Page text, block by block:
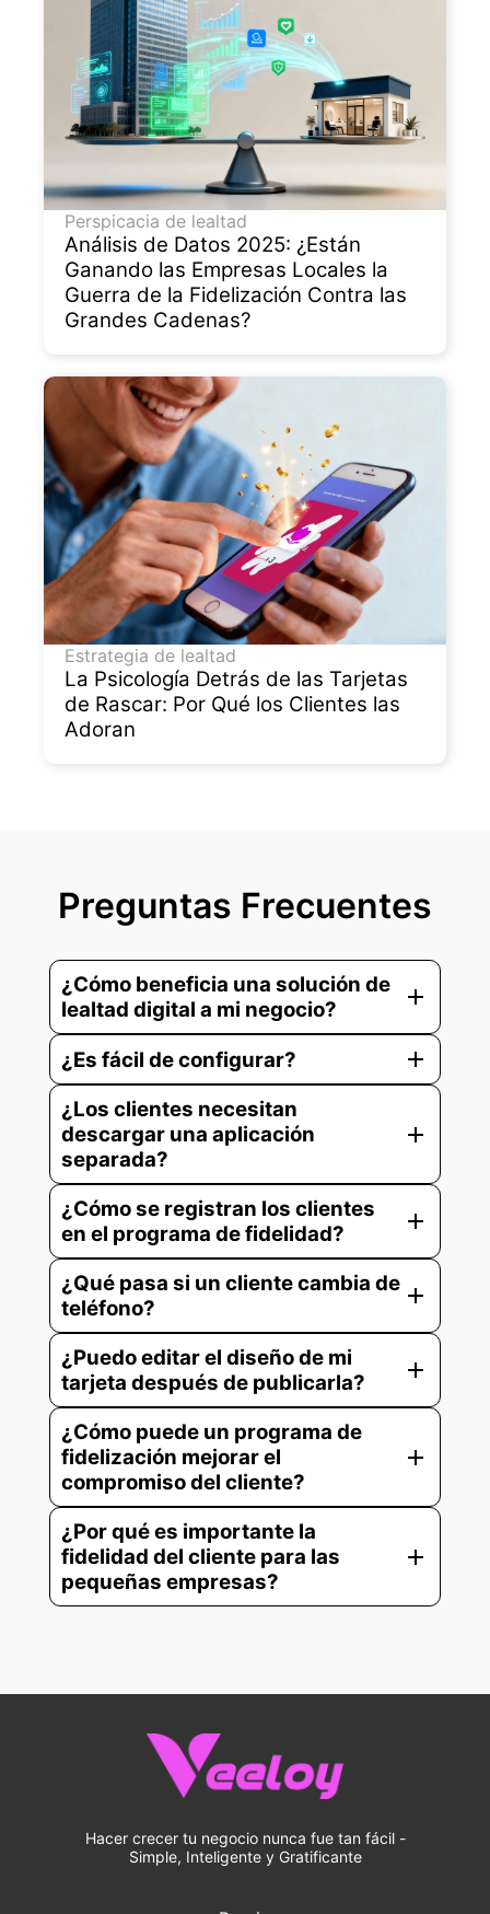
Perspicacia de lealtad
Análisis de Datos 2025: ¿Están
Ganando las Empresas Locales la
Guerra de la Fidelización Contra las
Grandes Cadenas?
Estrategia de lealtad
La Psicología Detrás de las Tarjetas
de Rascar: Por Qué los Clientes las
Adoran
Preguntas Frecuentes
¿Cómo beneficia una solución de
lealtad digital a mi negocio?
add
¿Es fácil de configurar? add
¿Los clientes necesitan
descargar una aplicación
separada?
add
¿Cómo se registran los clientes
en el programa de fidelidad?
add
¿Qué pasa si un cliente cambia de
teléfono?
add
¿Puedo editar el diseño de mi
tarjeta después de publicarla?
add
¿Cómo puede un programa de
fidelización mejorar el
compromiso del cliente?
add
¿Por qué es importante la
fidelidad del cliente para las
pequeñas empresas?
add
Hacer crecer tu negocio nunca fue tan fácil -
Simple, Inteligente y Gratificante